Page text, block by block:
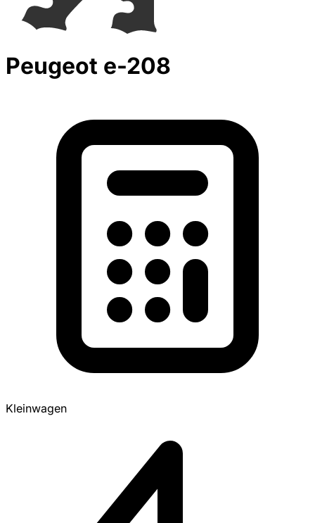
Peugeot e-208
Kleinwagen